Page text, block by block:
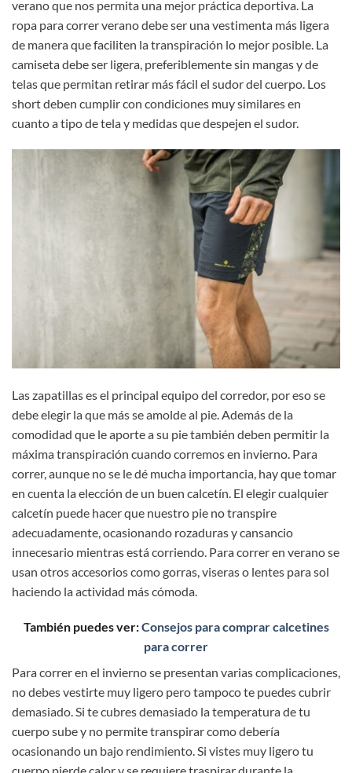
verano que nos permita una mejor práctica deportiva. La
ropa para correr verano debe ser una vestimenta más ligera
de manera que faciliten la transpiración lo mejor posible. La
camiseta debe ser ligera, preferiblemente sin mangas y de
telas que permitan retirar más fácil el sudor del cuerpo. Los
short deben cumplir con condiciones muy similares en
cuanto a tipo de tela y medidas que despejen el sudor.
Las zapatillas es el principal equipo del corredor, por eso se
debe elegir la que más se amolde al pie. Además de la
comodidad que le aporte a su pie también deben permitir la
máxima transpiración cuando corremos en invierno. Para
correr, aunque no se le dé mucha importancia, hay que tomar
en cuenta la elección de un buen calcetín. El elegir cualquier
calcetín puede hacer que nuestro pie no transpire
adecuadamente, ocasionando rozaduras y cansancio
innecesario mientras está corriendo. Para correr en verano se
usan otros accesorios como gorras, viseras o lentes para sol
haciendo la actividad más cómoda.
También puedes ver:Consejos para comprar calcetines
para correr
Para correr en el invierno se presentan varias complicaciones,
no debes vestirte muy ligero pero tampoco te puedes cubrir
demasiado. Si te cubres demasiado la temperatura de tu
cuerpo sube y no permite transpirar como debería
ocasionando un bajo rendimiento. Si vistes muy ligero tu